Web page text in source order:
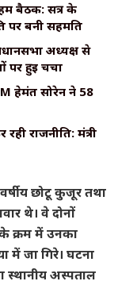
बैठक: सत्र के
पर बनी सहमति
अध्यक्ष से
हुई चर्चा
हेमंत सोरेन ने 58
राजनीति: मंत्री
छोटू कुजूर तथा
थे। वे दोनों
क्रम में उनका
में जा गिरे। घटना
स्थानीय अस्पताल